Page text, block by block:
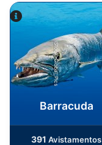
iStock-Global_Pics
Barracuda
391 Avistamentos